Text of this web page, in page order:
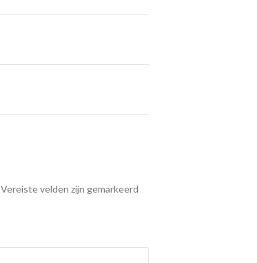
Vereiste velden zijn gemarkeerd